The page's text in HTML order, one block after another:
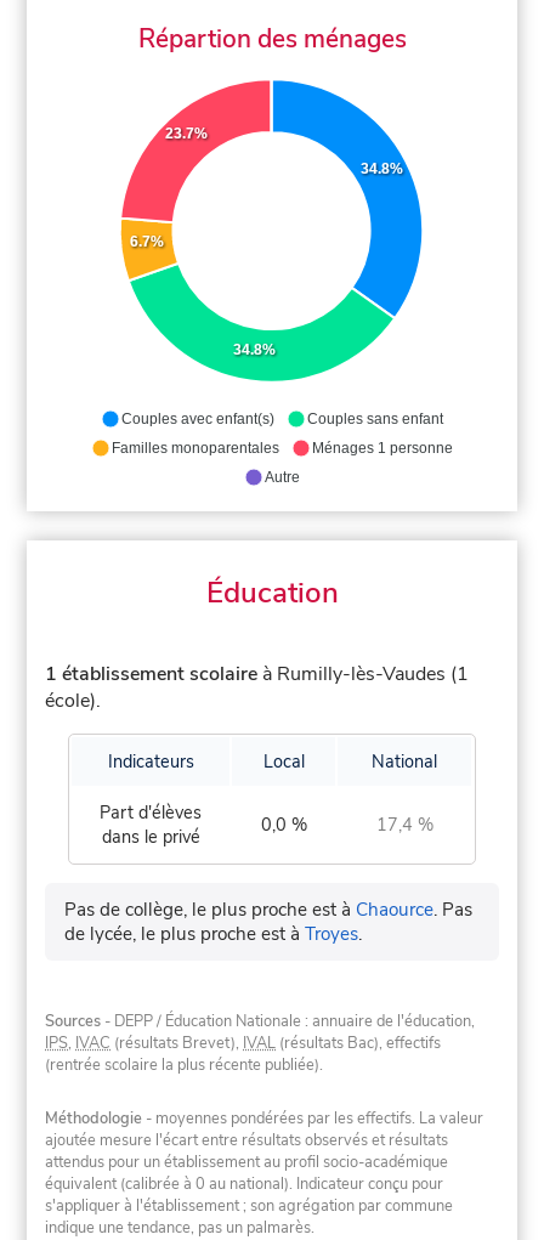
Répartion des ménages
34.8%
34.8%
6.7%
23.7%
Couples avec enfant(s)
Couples sans enfant
Familles monoparentales
Ménages 1 personne
Autre
Éducation
1 établissement scolaire à Rumilly-lès-Vaudes (1
école).
Indicateurs Local National
Part d'élèves
dans le privé
0,0 % 17,4 %
Pas de collège, le plus proche est à Chaource. Pas
de lycée, le plus proche est àTroyes.
Sources - DEPP / Éducation Nationale : annuaire de l'éducation,
IPS, IVAC (résultats Brevet), IVAL (résultats Bac), effectifs
(rentrée scolaire la plus récente publiée).
Méthodologie - moyennes pondérées par les effectifs. La valeur
ajoutée mesure l'écart entre résultats observés et résultats
attendus pour un établissement au profil socio-académique
équivalent (calibrée à 0 au national). Indicateur conçu pour
s'appliquer à l'établissement ; son agrégation par commune
indique une tendance, pas un palmarès.